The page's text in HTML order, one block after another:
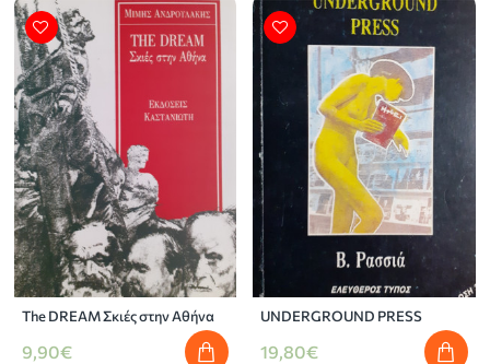
The DREAM Σκιές στην Αθήνα
9,90€
UNDERGROUND PRESS
19,80€